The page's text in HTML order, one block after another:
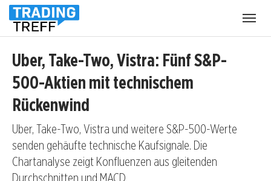
Uber, Take-Two, Vistra: Fünf S&P-
500-Aktien mit technischem
Rückenwind
Uber, Take-Two, Vistra und weitere S&P-500-Werte
senden gehäufte technische Kaufsignale. Die
Chartanalyse zeigt Konfluenzen aus gleitenden
Durchschnitten und MACD.